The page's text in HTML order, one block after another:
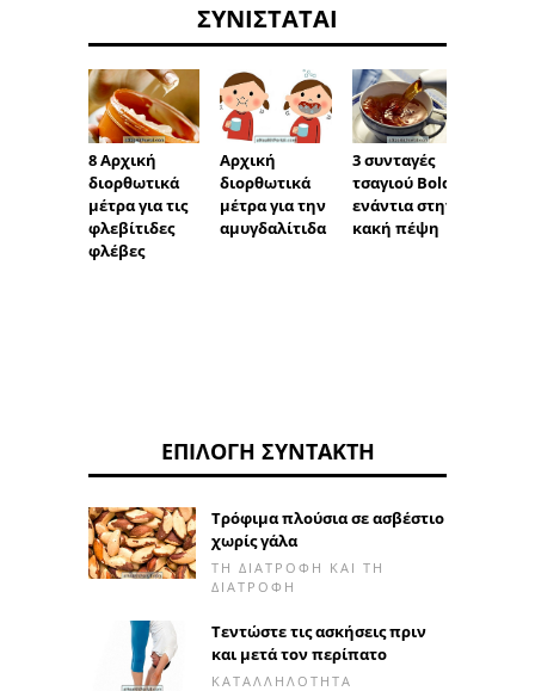
ΣΥΝΙΣΤΆΤΑΙ
8 Αρχική
διορθωτικά
μέτρα για τις
φλεβίτιδες
φλέβες
Αρχική
διορθωτικά
μέτρα για την
αμυγδαλίτιδα
3 συνταγές
τσαγιού Boldo
ενάντια στην
κακή πέψη
ΕΠΙΛΟΓΉ ΣΥΝΤΆΚΤΗ
Τρόφιμα πλούσια σε ασβέστιο
χωρίς γάλα
ΤΗ ΔΙΑΤΡΟΦΉ ΚΑΙ ΤΗ
ΔΙΑΤΡΟΦΉ
Τεντώστε τις ασκήσεις πριν
και μετά τον περίπατο
ΚΑΤΑΛΛΗΛΌΤΗΤΑ